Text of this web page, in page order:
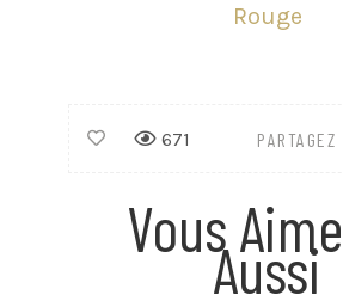
Rouge
PARTAGEZ
671
Vous
Aussi